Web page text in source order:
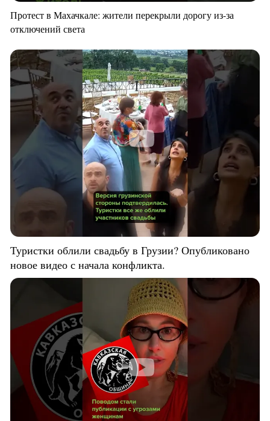
Протест в Махачкале: жители перекрыли дорогу из-за
отключений света
Туристки облили свадьбу в Грузии? Опубликовано
новое видео с начала конфликта.